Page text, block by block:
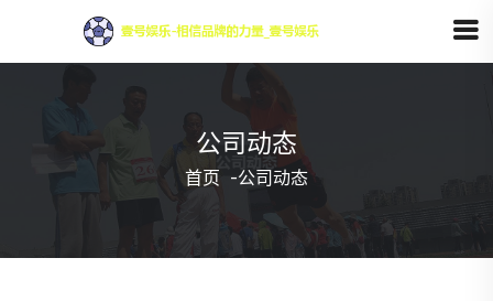
公司动态
首页 -公司动态